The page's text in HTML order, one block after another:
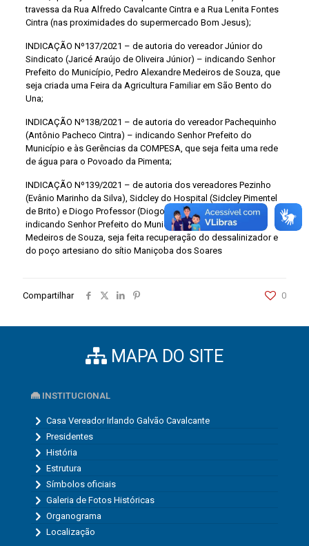
travessa da Rua Alfredo Cavalcante Cintra e a Rua Lenita Fontes
Cintra (nas proximidades do supermercado Bom Jesus);
INDICAÇÃO Nº137/2021 – de autoria do vereador Júnior do
Sindicato (Jaricé Araújo de Oliveira Júnior) – indicando Senhor
Prefeito do Município, Pedro Alexandre Medeiros de Souza, que
seja criada uma Feira da Agricultura Familiar em São Bento do
Una;
INDICAÇÃO Nº138/2021 – de autoria do vereador Pachequinho
(Antônio Pacheco Cintra) – indicando Senhor Prefeito do
Município e às Gerências da COMPESA, que seja feita uma rede
de água para o Povoado da Pimenta;
INDICAÇÃO Nº139/2021 – de autoria dos vereadores Pezinho
(Evânio Marinho da Silva), Sidcley do Hospital (Sidcley Pimentel
de Brito) e Diogo Professor (Diogo Cavalcante Gomes) –
indicando Senhor Prefeito do Município, Pedro Alexandre
Medeiros de Souza, seja feita recuperação do dessalinizador e
do poço artesiano do sítio Maniçoba dos Soares
Compartilhar 0
MAPA DO SITE
INSTITUCIONAL
Casa Vereador Irlando Galvão Cavalcante
Presidentes
História
Estrutura
Símbolos oficiais
Galeria de Fotos Históricas
Organograma
Localização